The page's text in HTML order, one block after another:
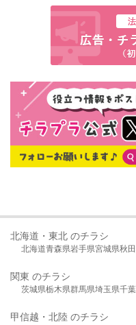
北海道・東北 のチラシ
北海道青森県岩手県宮城県秋
関東 のチラシ
茨城県栃木県群馬県埼玉県千
甲信越・北陸 のチラシ